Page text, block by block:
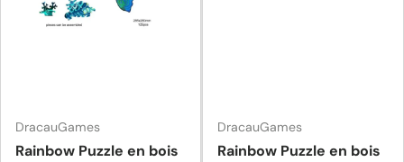
DracauGames
Rainbow Puzzle en bois
DracauGames
Rainbow Puzzle en bois